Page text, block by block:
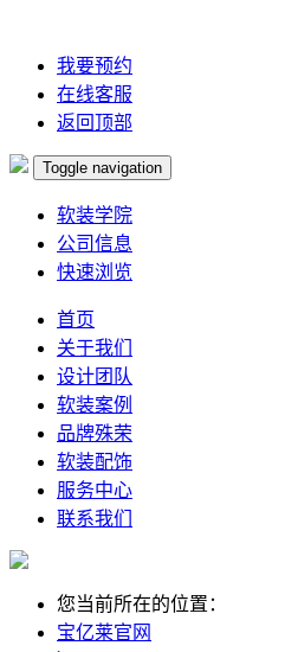
我要预约
在线客服
返回顶部
Toggle navigation
软装学院
公司信息
快速浏览
首页
关于我们
设计团队
软装案例
品牌殊荣
软装配饰
服务中心
联系我们
您当前所在的位置：
宝亿莱官网